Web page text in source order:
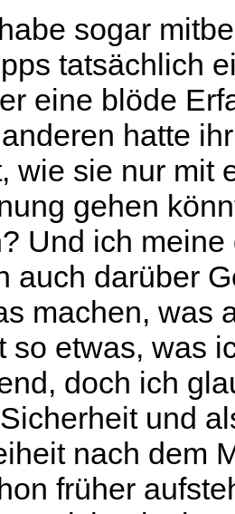
sogar
tatsächlich
eine blöde
hatte
wie sie nur mit
gehen
Und ich
auch darüber
machen, was
so etwas, was
doch ich
und
nach dem
früher